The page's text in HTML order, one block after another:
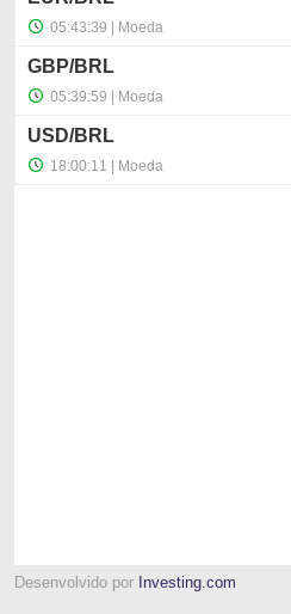
Desenvolvido por Investing.com